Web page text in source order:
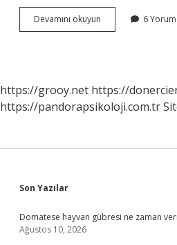
Devamını okuyun Bulmacada
Dil
6 Yorum
https://grooy.net https://
https://pandorapsikoloji.com.tr
Sidebar
Son Yazılar
Domatese hayvan gübresi ne zaman
Ağustos 10, 2026